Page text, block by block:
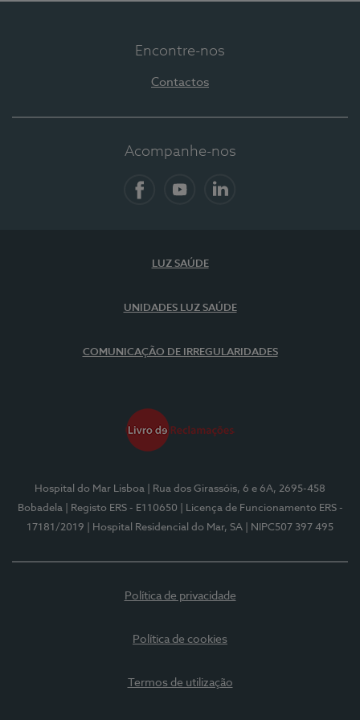
Encontre-nos
Contactos
Acompanhe-nos
LUZ SAÚDE
UNIDADES LUZ SAÚDE
COMUNICAÇÃO DE IRREGULARIDADES
Hospital do Mar Lisboa
| Rua dos Girassóis, 6 e 6A, 2695-458
Bobadela
| Registo ERS - E110650
| Licença de Funcionamento ERS -
17181/2019
| Hospital Residencial do Mar, SA | NIPC507 397 495
Política de privacidade
Política de cookies
Termos de utilização